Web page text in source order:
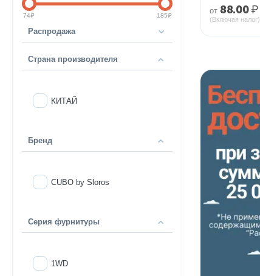
от 88.00₽
(Включая налог)
74₽ 185₽
Распродажа
Страна производителя
КИТАЙ
Бренд
CUBO by Sloros
Серия фурнитуры
1WD